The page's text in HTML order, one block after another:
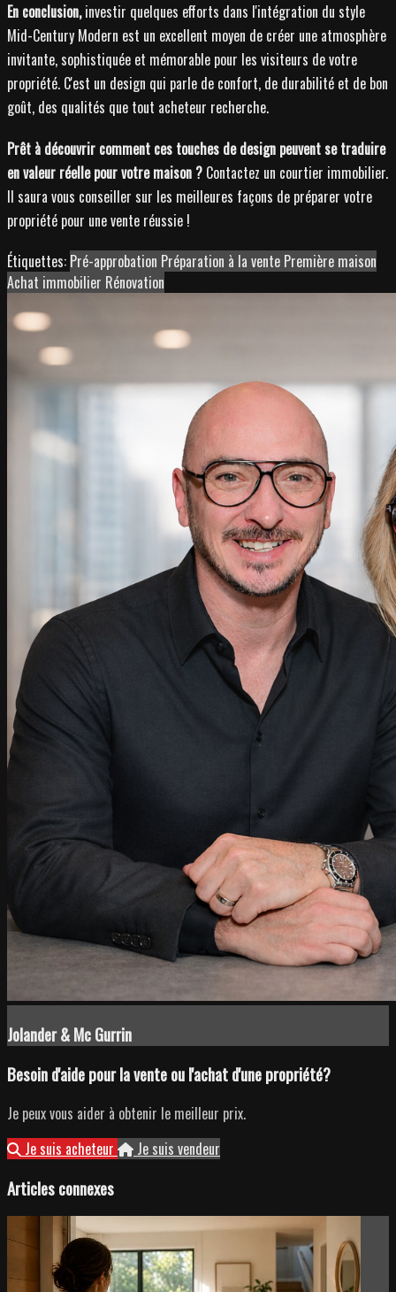
En conclusion,investir quelques efforts dans l'intégration du style
Mid-Century Modern est un excellent moyen de créer une atmosphère
invitante, sophistiquée et mémorable pour les visiteurs de votre
propriété. C'est un design qui parle de confort, de durabilité et de bon
goût, des qualités que tout acheteur recherche.
Prêt à découvrir comment ces touches de design peuvent se traduire
en valeur réelle pour votre maison ? Contactez un courtier immobilier.
Il saura vous conseiller sur les meilleures façons de préparer votre
propriété pour une vente réussie !
Étiquettes: Pré-approbation Préparation à la vente Première maison
Achat immobilier Rénovation
Jolander & Mc Gurrin
Besoin d'aide pour la vente ou l'achat d'une propriété?
Je peux vous aider à obtenir le meilleur prix.
Je suis acheteur
Je suis vendeur
Articles connexes